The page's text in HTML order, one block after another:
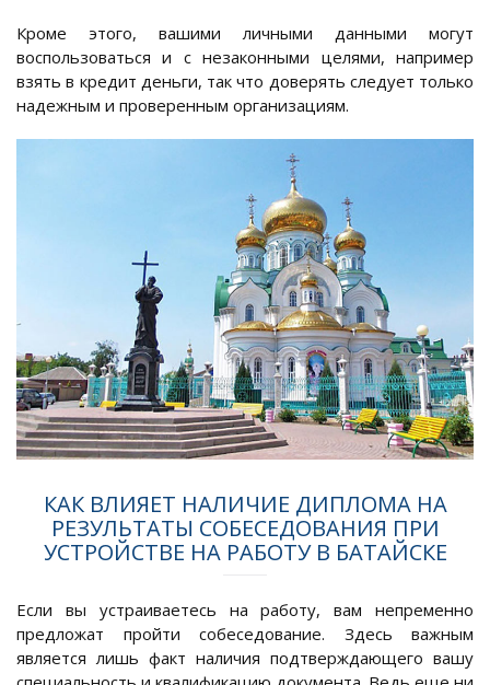
Кроме этого, вашими личными данными могут
воспользоваться и с незаконными целями, например
взять в кредит деньги, так что доверять следует только
надежным и проверенным организациям.
КАК ВЛИЯЕТ НАЛИЧИЕ ДИПЛОМА НА
РЕЗУЛЬТАТЫ СОБЕСЕДОВАНИЯ ПРИ
УСТРОЙСТВЕ НА РАБОТУ В БАТАЙСКЕ
Если вы устраиваетесь на работу, вам непременно
предложат пройти собеседование. Здесь важным
является лишь факт наличия подтверждающего вашу